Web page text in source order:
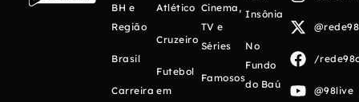
BH e
Região
Brasil
Carreira
Atlético
Cruzeiro
Futebol
em
Cinema,
TV e
Séries
Famosos
Insônia
No
Fundo
do Baú
/
@98live